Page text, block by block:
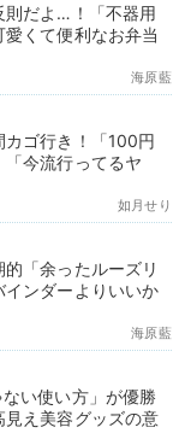
則だよ…！「不器用
くて便利なお弁当
海原藍
カゴ行き！「100円
今流行ってるヤ
如月せり
「余ったルーズリ
ンダーよりいいか
海原藍
い使い方」が優勝
え美容グッズの意